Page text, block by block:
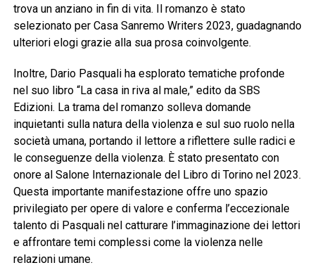
trova un anziano in fin di vita. Il romanzo è stato
selezionato per Casa Sanremo Writers 2023, guadagnando
ulteriori elogi grazie alla sua prosa coinvolgente.
Inoltre, Dario Pasquali ha esplorato tematiche profonde
nel suo libro “La casa in riva al male,” edito da SBS
Edizioni. La trama del romanzo solleva domande
inquietanti sulla natura della violenza e sul suo ruolo nella
società umana, portando il lettore a riflettere sulle radici e
le conseguenze della violenza. È stato presentato con
onore al Salone Internazionale del Libro di Torino nel 2023.
Questa importante manifestazione offre uno spazio
privilegiato per opere di valore e conferma l’eccezionale
talento di Pasquali nel catturare l’immaginazione dei lettori
e affrontare temi complessi come la violenza nelle
relazioni umane.